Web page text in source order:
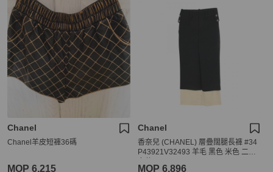
Chanel
Chanel羊皮短褲36碼
MOP 6,215
Chanel
香奈兒 (CHANEL) 層疊闊腿長褲 #34
P43921V32493 羊毛 黑色 米色 二手
MOP 6,896